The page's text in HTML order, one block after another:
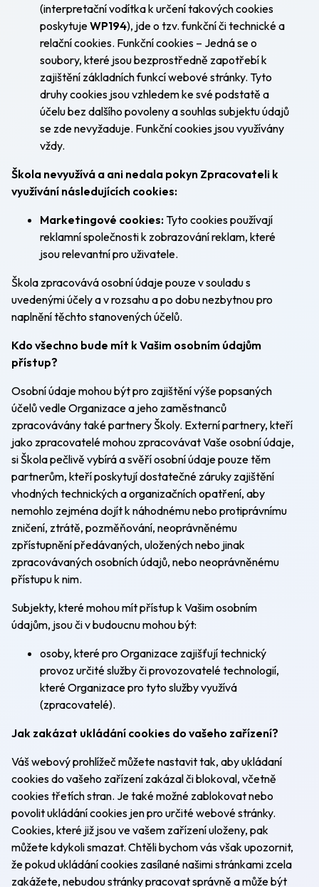
(interpretační vodítka k určení takových cookies
poskytujeWP194), jde o tzv. funkční či technické a
relační cookies. Funkční cookies – Jedná se o
soubory, které jsou bezprostředně zapotřebí k
zajištění základních funkcí webové stránky. Tyto
druhy cookies jsou vzhledem ke své podstatě a
účelu bez dalšího povoleny a souhlas subjektu údajů
se zde nevyžaduje. Funkční cookies jsou využívány
vždy.
Škola nevyužívá a ani nedala pokyn Zpracovateli k
využívání následujících cookies:
Marketingové cookies:Tyto cookies používají
reklamní společnosti k zobrazování reklam, které
jsou relevantní pro uživatele.
Škola zpracovává osobní údaje pouze v souladu s
uvedenými účely a v rozsahu a po dobu nezbytnou pro
naplnění těchto stanovených účelů.
Kdo všechno bude mít k Vašim osobním údajům
přístup?
Osobní údaje mohou být pro zajištění výše popsaných
účelů vedle Organizace a jeho zaměstnanců
zpracovávány také partnery Školy. Externí partnery, kteří
jako zpracovatelé mohou zpracovávat Vaše osobní údaje,
si Škola pečlivě vybírá a svěří osobní údaje pouze těm
partnerům, kteří poskytují dostatečné záruky zajištění
vhodných technických a organizačních opatření, aby
nemohlo zejména dojít k náhodnému nebo protiprávnímu
zničení, ztrátě, pozměňování, neoprávněnému
zpřístupnění předávaných, uložených nebo jinak
zpracovávaných osobních údajů, nebo neoprávněnému
přístupu k nim.
Subjekty, které mohou mít přístup k Vašim osobním
údajům, jsou či v budoucnu mohou být:
osoby, které pro Organizace zajišťují technický
provoz určité služby či provozovatelé technologií,
které Organizace pro tyto služby využívá
(zpracovatelé).
Jak zakázat ukládání cookies do vašeho zařízení?
Váš webový prohlížeč můžete nastavit tak, aby ukládaní
cookies do vašeho zařízení zakázal či blokoval, včetně
cookies třetích stran. Je také možné zablokovat nebo
povolit ukládání cookies jen pro určité webové stránky.
Cookies, které již jsou ve vašem zařízení uloženy, pak
můžete kdykoli smazat. Chtěli bychom vás však upozornit,
že pokud ukládání cookies zasílané našimi stránkami zcela
zakážete, nebudou stránky pracovat správně a může být